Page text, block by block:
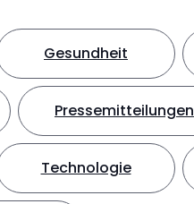
Gesundheit
Pressemitteilungen
Technologie